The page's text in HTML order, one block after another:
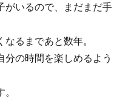
がいるので、まだまだ手
るまであと数年。
分の時間を楽しめるよう